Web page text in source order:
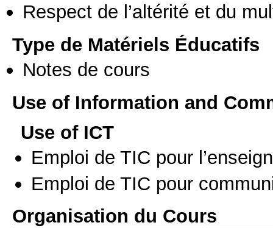
Respect de l’altérité et du
Type de Matériels Éducatifs
Notes de cours
Use of Information and
Use of ICT
Emploi de TIC pour
Emploi de TIC pour
Organisation du Cours